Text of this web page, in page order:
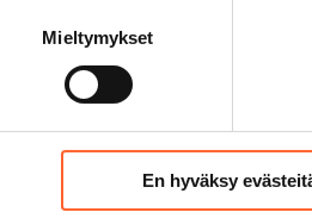
Mieltymykset
En hyväksy